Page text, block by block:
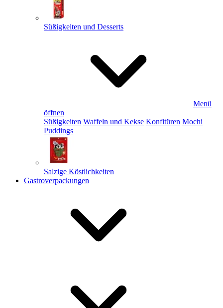
Süßigkeiten und Desserts
Menü
öffnen
Süßigkeiten Waffeln und Kekse Konfitüren Mochi
Puddings
Salzige Köstlichkeiten
Gastroverpackungen